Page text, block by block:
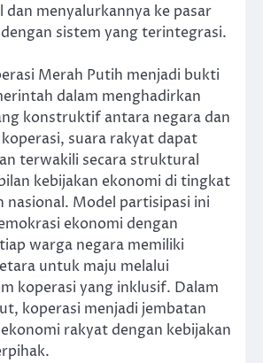
dan menyalurkannya ke pasar
sistem yang terintegrasi.
Merah Putih menjadi bukti
dalam menghadirkan
konstruktif antara negara dan
suara rakyat dapat
terwakili secara struktural
kebijakan ekonomi di tingkat
nasional. Model partisipasi ini
ekonomi dengan
warga negara memiliki
untuk maju melalui
koperasi yang inklusif. Dalam
koperasi menjadi jembatan
rakyat dengan kebijakan